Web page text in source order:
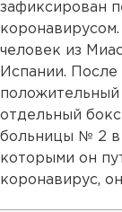
зафиксирован
человек из
Испании. После
отдельный
больницы № 2 в
которыми он
коронавирус,